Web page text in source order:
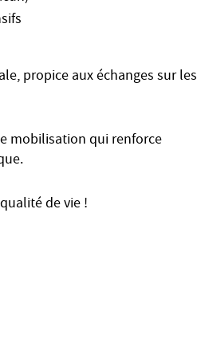
propice aux échanges sur les
mobilisation qui renforce
de vie !